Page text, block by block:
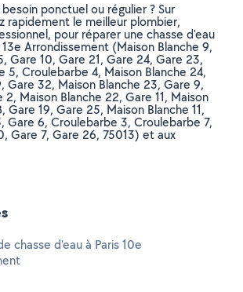
ponctuel ou régulier ? Sur
rapidement le meilleur plombier,
pour réparer une chasse d'eau
13e Arrondissement (Maison Blanche 9,
Gare 10, Gare 21, Gare 24, Gare 23,
5, Croulebarbe 4, Maison Blanche 24,
Gare 32, Maison Blanche 23, Gare 9,
2, Maison Blanche 22, Gare 11, Maison
Gare 19, Gare 25, Maison Blanche 11,
Gare 6, Croulebarbe 3, Croulebarbe 7,
Gare 7, Gare 26, 75013) et aux
chasse d'eau à Paris 10e